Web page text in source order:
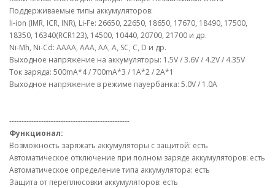
Поддерживаемые типы аккумуляторов:
li-ion (IMR, ICR, INR), Li-Fe: 26650, 22650, 18650, 17670, 18490, 17500,
18350, 16340(RCR123), 14500, 10440, 20700, 21700 и др.
Ni-Mh, Ni-Cd: AAAA, AAA, AA, A, SC, C, D и др.
Выходное напряжение на аккумуляторы: 1.5V / 3.6V / 4.2V / 4.35V
Ток заряда: 500mA*4 / 700mA*3 / 1A*2 / 2A*1
Выходное напряжение в режиме пауербанка: 5.0V / 1.0А
-------------------------------------------------
Функционал:
Возможность заряжать аккумуляторы с защитой: есть
Автоматическое отключение при полном заряде аккумуляторов: есть
Автоматическое определение типа аккумулятора: есть
Защита от переплюсовки аккумуляторов: есть